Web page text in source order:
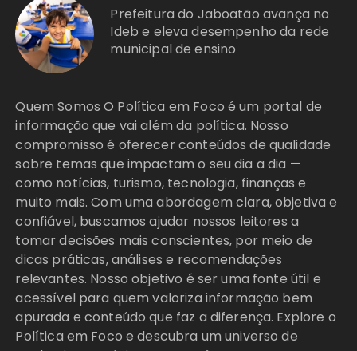
Prefeitura do Jaboatão avança no
Ideb e eleva desempenho da rede
municipal de ensino
Quem Somos O Política em Foco é um portal de
informação que vai além da política. Nosso
compromisso é oferecer conteúdos de qualidade
sobre temas que impactam o seu dia a dia —
como notícias, turismo, tecnologia, finanças e
muito mais. Com uma abordagem clara, objetiva e
confiável, buscamos ajudar nossos leitores a
tomar decisões mais conscientes, por meio de
dicas práticas, análises e recomendações
relevantes. Nosso objetivo é ser uma fonte útil e
acessível para quem valoriza informação bem
apurada e conteúdo que faz a diferença. Explore o
Política em Foco e descubra um universo de